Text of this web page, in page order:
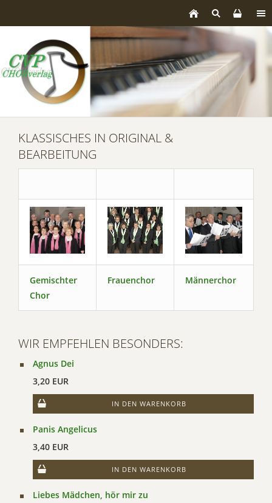
KLASSISCHES IN ORIGINAL &
BEARBEITUNG
Gemischter
Chor
Frauenchor Männerchor
WIR EMPFEHLEN BESONDERS:
Agnus Dei
3,20 EUR
IN DEN WARENKORB
Panis Angelicus
3,40 EUR
IN DEN WARENKORB
Liebes Mädchen, hör mir zu